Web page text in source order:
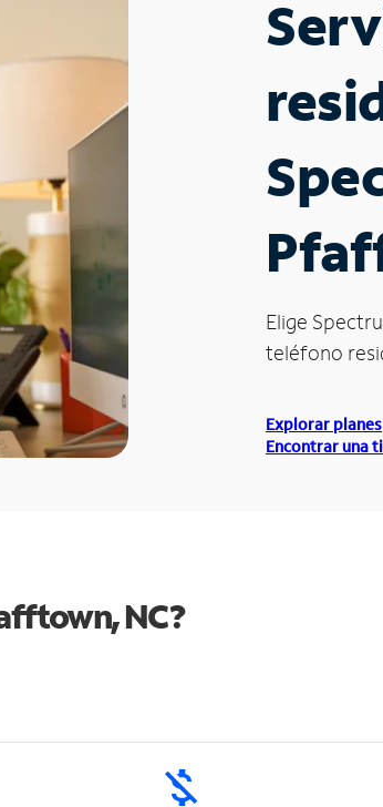
Elige
teléfono
Explorar planes
Encontrar una
NC?